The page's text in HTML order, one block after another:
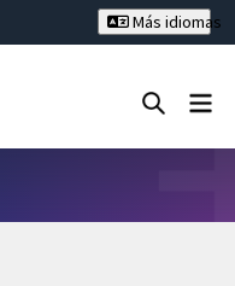
Más idiomas